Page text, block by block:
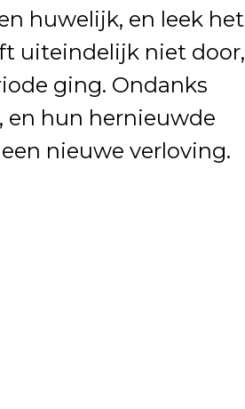
huwelijk, en leek het
uiteindelijk niet door,
ging. Ondanks
en hun hernieuwde
nieuwe verloving.